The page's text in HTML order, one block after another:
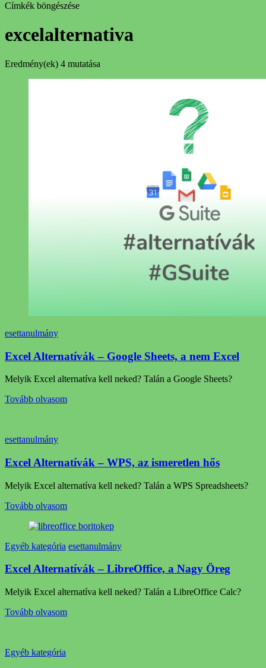
Címkék böngészése
excelalternativa
Eredmény(ek) 4 mutatása
esettanulmány
Excel Alternatívák – Google Sheets, a nem Excel
Melyik Excel alternatíva kell neked? Talán a Google Sheets?
Tovább olvasom
esettanulmány
Excel Alternatívák – WPS, az ismeretlen hős
Melyik Excel alternatíva kell neked? Talán a WPS Spreadsheets?
Tovább olvasom
Egyéb kategória esettanulmány
Excel Alternatívák – LibreOffice, a Nagy Öreg
Melyik Excel alternatíva kell neked? Talán a LibreOffice Calc?
Tovább olvasom
Egyéb kategória